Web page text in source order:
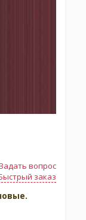
Задать вопрос
заказ